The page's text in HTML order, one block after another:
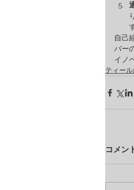
自己
バー
イノ
ティー
コメン